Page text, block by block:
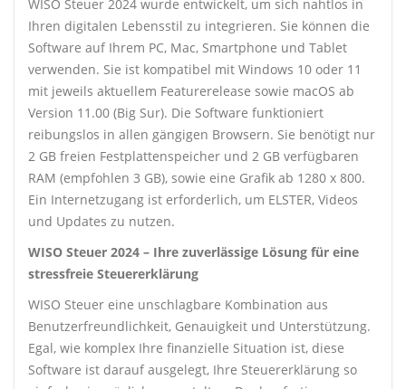
WISO Steuer 2024 wurde entwickelt, um sich nahtlos in
Ihren digitalen Lebensstil zu integrieren. Sie können die
Software auf Ihrem PC, Mac, Smartphone und Tablet
verwenden. Sie ist kompatibel mit Windows 10 oder 11
mit jeweils aktuellem Featurerelease sowie macOS ab
Version 11.00 (Big Sur). Die Software funktioniert
reibungslos in allen gängigen Browsern. Sie benötigt nur
2 GB freien Festplattenspeicher und 2 GB verfügbaren
RAM (empfohlen 3 GB), sowie eine Grafik ab 1280 x 800.
Ein Internetzugang ist erforderlich, um ELSTER, Videos
und Updates zu nutzen.
WISO Steuer 2024 – Ihre zuverlässige Lösung für eine
stressfreie Steuererklärung
WISO Steuer eine unschlagbare Kombination aus
Benutzerfreundlichkeit, Genauigkeit und Unterstützung.
Egal, wie komplex Ihre finanzielle Situation ist, diese
Software ist darauf ausgelegt, Ihre Steuererklärung so